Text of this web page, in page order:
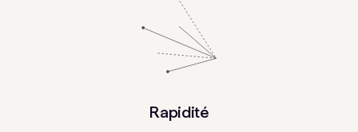
Rapidité